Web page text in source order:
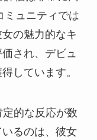
ミュニティでは
の魅力的なキ
され、デビュ
しています。
的な反応が数
るのは、彼女